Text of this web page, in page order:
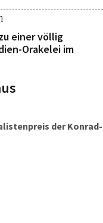
einer völlig
Orakelei im
der Konrad-